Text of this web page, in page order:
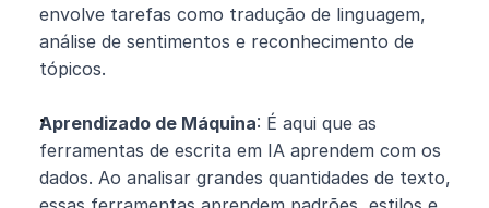
envolve tarefas como tradução de linguagem,
análise de sentimentos e reconhecimento de
tópicos.
Aprendizado de Máquina: É aqui que as
ferramentas de escrita em IA aprendem com os
dados. Ao analisar grandes quantidades de texto,